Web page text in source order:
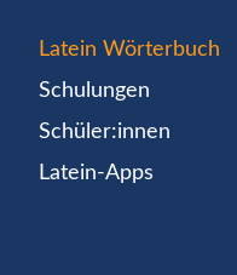
Latein Wörterbuch
Schulungen
Schüler:innen
Latein-Apps